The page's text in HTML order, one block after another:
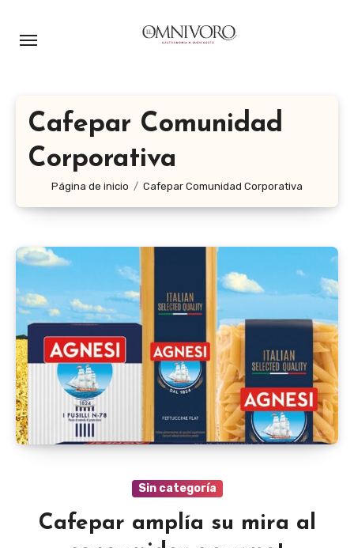
Cafepar Comunidad
Corporativa
Página de inicio Cafepar Comunidad Corporativa
Sin categoría
Cafepar amplía su mira al